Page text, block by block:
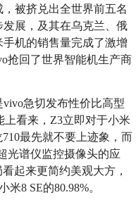
被挤兑出全世界前五名
展，及其在乌克兰、俄
机的销售量完成了激增
抢回了世界智能机生产商
急切发布性价比高型
上看来，Z3立即对于小米
最先就不要上迹象，而
光谱仪监控摄像头的应
起来更简约美观大方，
8 SE的80.98%。